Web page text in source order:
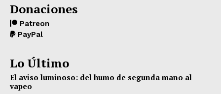
Donaciones
Patreon
PayPal
Lo Último
El aviso luminoso: del humo de segunda mano al
vapeo